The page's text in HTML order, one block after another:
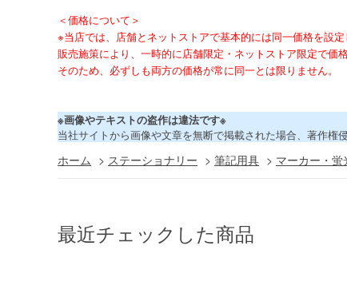
＜価格について＞
※当店では、店舗とネットストアで基本的には同一価格を設
販売施策により、一時的に店舗限定・ネットストア限定で価
そのため、必ずしも両方の価格が常に同一とは限りません。
※画像やテキストの盗作は違法です※
当社サイトから画像や文章を無断で掲載された場合、著作権
ホーム > ステーショナリー > 筆記用具 > マーカー・蛍
最近チェックした商品